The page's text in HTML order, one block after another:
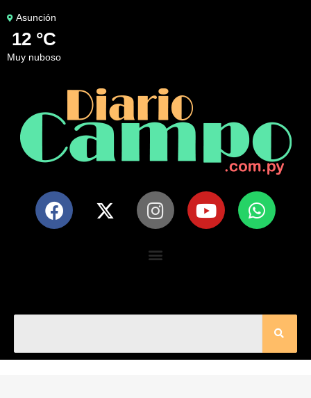
Asunción
12 °C
muy nuboso